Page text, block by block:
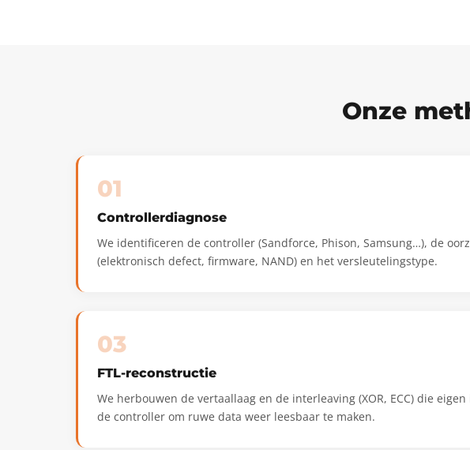
Onze
01
Controllerdiagnose
We identificeren de controller (Sandforce, Phison, Samsung…), de
(elektronisch defect, firmware, NAND) en het versleutelingstype.
03
FTL-reconstructie
We herbouwen de vertaallaag en de interleaving (XOR, ECC) die eigen
de controller om ruwe data weer leesbaar te maken.